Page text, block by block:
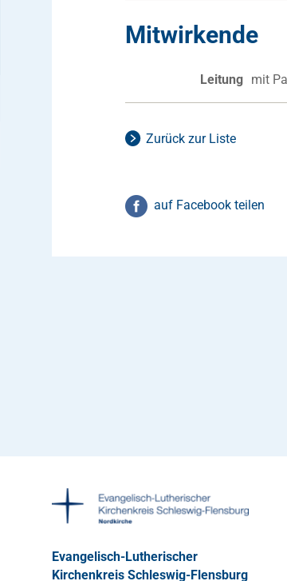
Mitwirkende
Leitung mit
Zurück zur Liste
auf Facebook teilen
Evangelisch-Lutherischer
Kirchenkreis Schleswig-Flensburg